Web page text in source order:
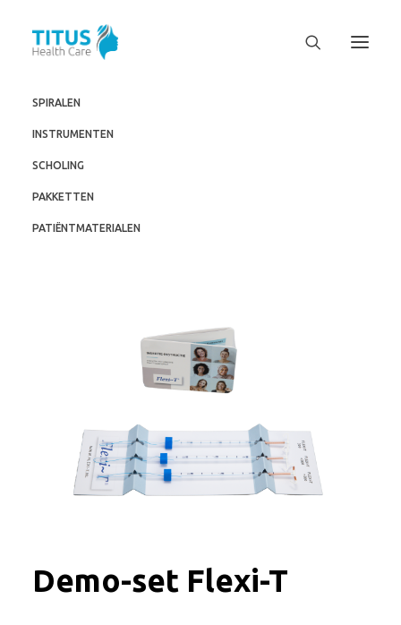
SPIRALEN
INSTRUMENTEN
SCHOLING
PAKKETTEN
PATIËNTMATERIALEN
Demo-set Flexi-T